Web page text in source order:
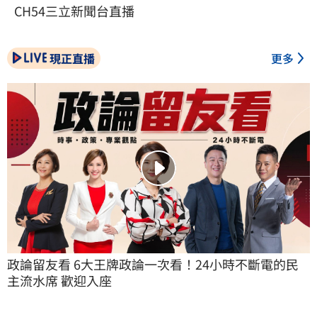
CH54三立新聞台直播
現正直播 更多
政論留友看 6大王牌政論一次看！24小時不斷電的民
主流水席 歡迎入座